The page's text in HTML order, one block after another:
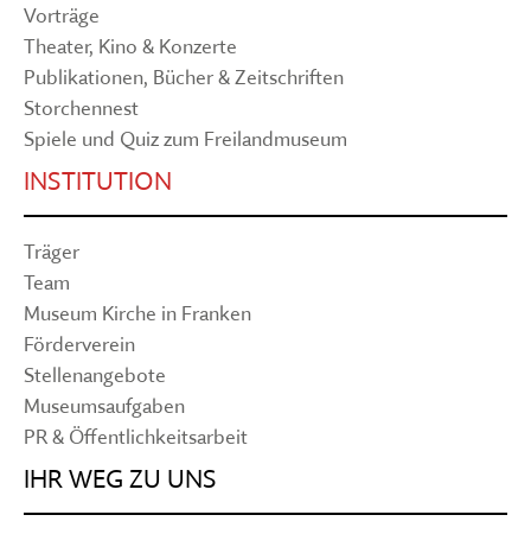
Vorträge
Theater, Kino & Konzerte
Publikationen, Bücher & Zeitschriften
Storchennest
Spiele und Quiz zum Freilandmuseum
INSTITUTION
Träger
Team
Museum Kirche in Franken
Förderverein
Stellenangebote
Museumsaufgaben
PR & Öffentlichkeitsarbeit
IHR WEG ZU UNS